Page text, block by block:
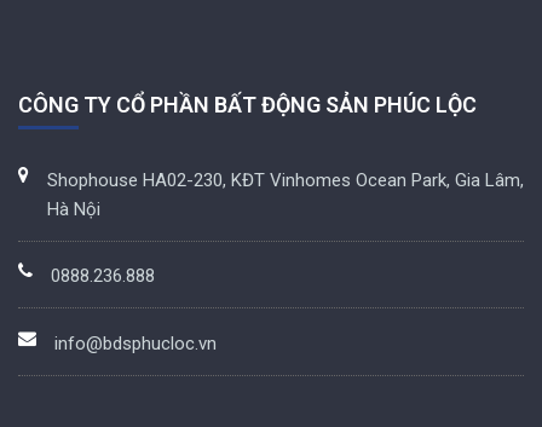
CÔNG TY CỔ PHẦN BẤT ĐỘNG SẢN PHÚC LỘC
Shophouse HA02-230, KĐT Vinhomes Ocean Park, Gia Lâm,
Hà Nội
0888.236.888
info@bdsphucloc.vn